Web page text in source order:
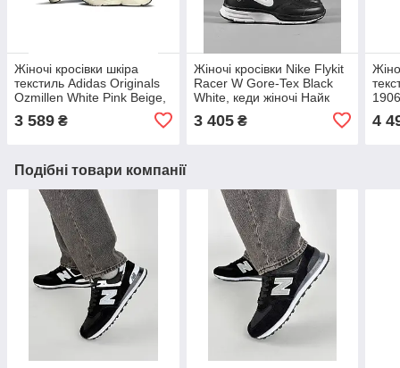
Жіночі кросівки шкіра
текстиль Adidas Originals
Ozmillen White Pink Beige,
Жіноче взуття
3 589 ₴
Жіночі кросівки Nike Flykit
Racer W Gore-Tex Black
White, кеди жіночі Найк
3 405₴ 4
Подібні товари компанії